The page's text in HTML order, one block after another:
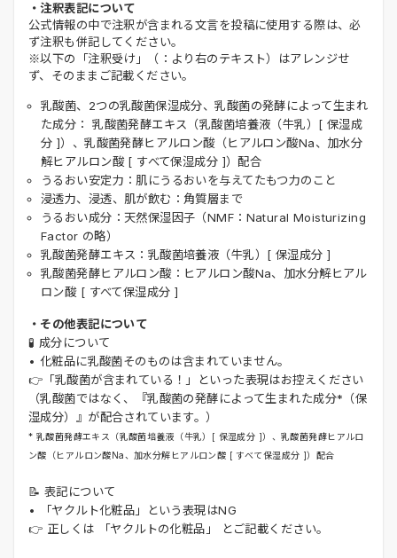
・注釈表記について
公式情報の中で注釈が含まれる文言を投稿に使用する際は、必
ず注釈も併記してください。
※以下の「注釈受け」（：より右のテキスト）はアレンジせ
ず、そのままご記載ください。
乳酸菌、2つの乳酸菌保湿成分、乳酸菌の発酵によって生まれ
た成分： 乳酸菌発酵エキス（乳酸菌培養液（牛乳）[ 保湿成
分 ]）、乳酸菌発酵ヒアルロン酸（ヒアルロン酸Na、加水分
解ヒアルロン酸 [ すべて保湿成分 ]）配合
うるおい安定力：肌にうるおいを与えてたもつ力のこと
浸透力、浸透、肌が飲む：角質層まで
うるおい成分：天然保湿因子（NMF：Natural Moisturizing
Factor の略）
乳酸菌発酵エキス：乳酸菌培養液（牛乳）[ 保湿成分 ]
乳酸菌発酵ヒアルロン酸：ヒアルロン酸Na、加水分解ヒアル
ロン酸 [ すべて保湿成分 ]
・その他表記について
🧪 成分について
• 化粧品に乳酸菌そのものは含まれていません。
👉「乳酸菌が含まれている！」といった表現はお控えください
（乳酸菌ではなく、『乳酸菌の発酵によって生まれた成分*（保
湿成分）』が配合されています。）
* 乳酸菌発酵エキス（乳酸菌培養液（牛乳）[ 保湿成分 ]）、乳酸菌発酵ヒアルロ
ン酸（ヒアルロン酸Na、加水分解ヒアルロン酸 [ すべて保湿成分 ]）配合
📝 表記について
• 「ヤクルト化粧品」という表現はNG
👉 正しくは 「ヤクルトの化粧品」 とご記載ください。